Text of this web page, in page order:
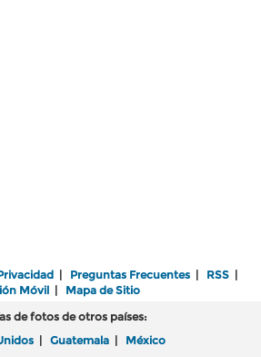
| Preguntas Frecuentes | RSS |
Móvil| Mapa de Sitio
de fotos de otros países:
| Guatemala | México